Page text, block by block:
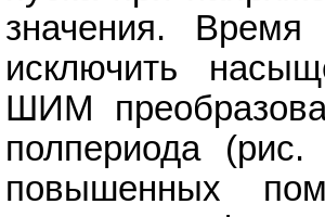
значения. Время
исключить
ШИМ
полпериода
повышенных